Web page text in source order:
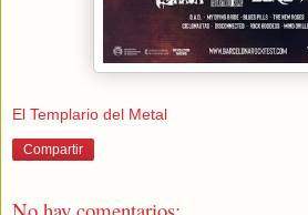
El Templario del Metal
Compartir